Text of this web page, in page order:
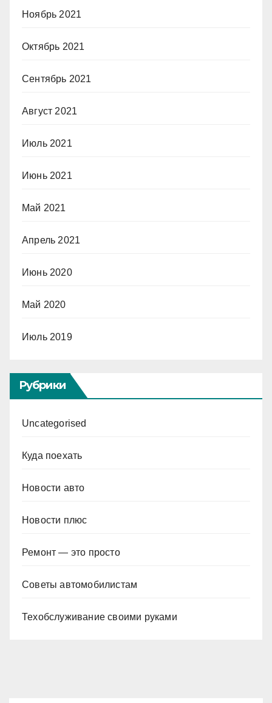
Ноябрь 2021
Октябрь 2021
Сентябрь 2021
Август 2021
Июль 2021
Июнь 2021
Май 2021
Апрель 2021
Июнь 2020
Май 2020
Июль 2019
Рубрики
Uncategorised
Куда поехать
Новости авто
Новости плюс
Ремонт — это просто
Советы автомобилистам
Техобслуживание своими руками